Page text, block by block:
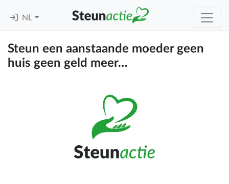
NL
Steun een aanstaande moeder geen
huis geen geld meer…